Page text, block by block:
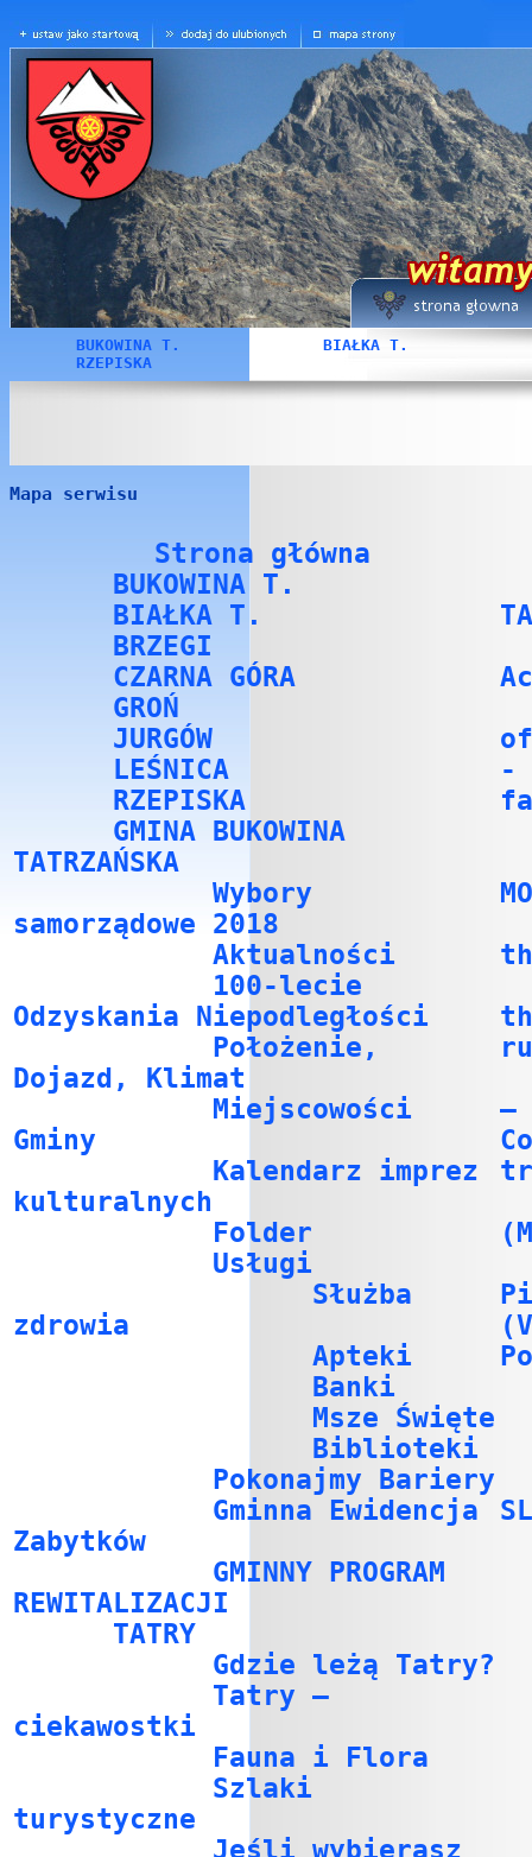
BUKOWINA T.
BIAŁKA T.
RZEPISKA
Mapa serwisu
Strona główna
BUKOWINA T.
BIAŁKA T.
BRZEGI
CZARNA GÓRA
GROŃ
JURGÓW
LEŚNICA
RZEPISKA
GMINA BUKOWINA
TATRZAŃSKA
Wybory
samorządowe 2018
Aktualności
100-lecie
Odzyskania Niepodległości
Położenie,
Dojazd, Klimat
Miejscowości
Gminy
Kalendarz imprez
kulturalnych
Folder
Usługi
Służba
zdrowia
Apteki
Banki
Msze Święte
Biblioteki
Pokonajmy Bariery
Gminna Ewidencja
Zabytków
GMINNY PROGRAM
REWITALIZACJI
TATRY
Gdzie leżą Tatry?
Tatry –
ciekawostki
Fauna i Flora
Szlaki
turystyczne
Jeśli wybierasz
-
–